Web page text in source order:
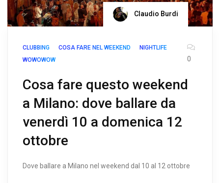
Claudio Burdi
CLUBBING COSA FARE NEL WEEKEND
NIGHTLIFE
WOWOWOW
0
Cosa fare questo weekend
a Milano: dove ballare da
venerdì 10 a domenica 12
ottobre
Dove ballare a Milano nel weekend dal 10 al 12 ottobre